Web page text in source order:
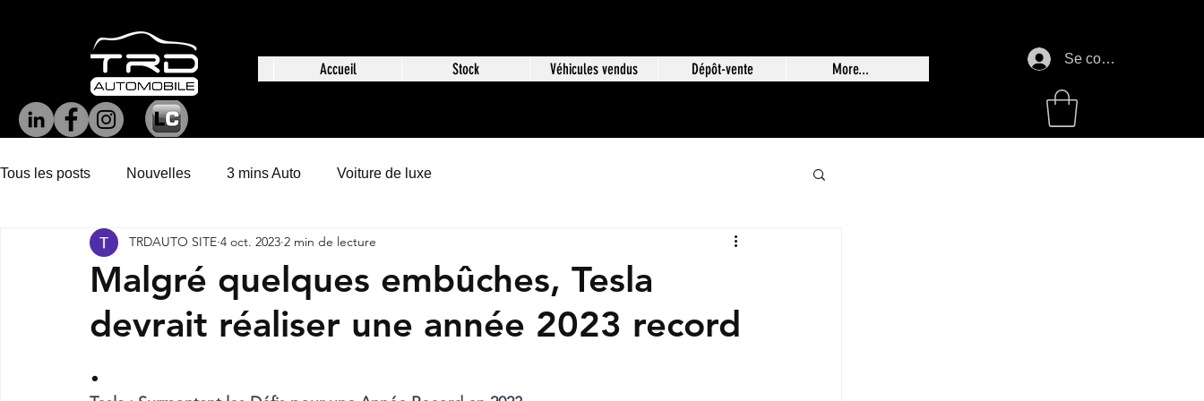
Accueil Stock Véhicules vendus Dépôt-vente More...
Se connecter
Tous les posts Nouvelles 3 mins Auto Voiture de luxe
Malgré quelques embûches, Tesla
devrait réaliser une année 2023 record
.
TRDAUTO SITE 4 oct. 2023 2 min de lecture